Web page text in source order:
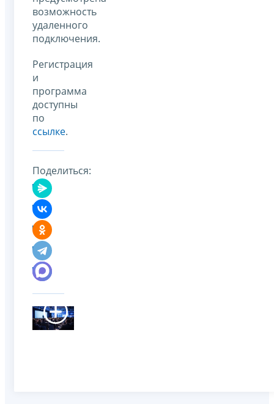
возможность
удаленного
подключения.
Регистрация
и
программа
доступны
по
ссылке.
Поделиться: